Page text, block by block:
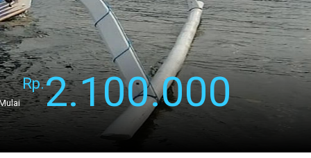
Rp.2.100.000